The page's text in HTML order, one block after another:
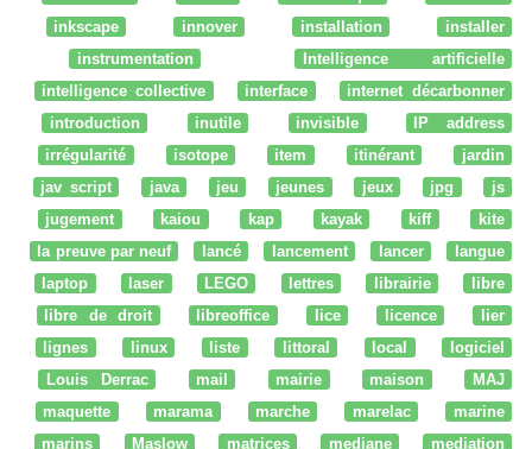
inkscape
innover installation
installer
instrumentation
Intelligence artificielle
intelligence collective
interface
internet décarbonner
introduction
inutile invisible
IP address
irrégularité
isotope item itinérant
jardin
jav script
java jeu jeunes jeux jpg
js
jugement
kaiou kap kayak kiff
kite
la preuve par neuf
lancé lancement lancer
langue
laptop
laser LEGO lettres librairie
libre
libre de droit
libreoffice lice licence
lier
lignes
linux liste littoral local
logiciel
Louis Derrac
mail mairie maison
MAJ
maquette
marama marche marelac
marine
marins
Maslow matrices mediane
mediation